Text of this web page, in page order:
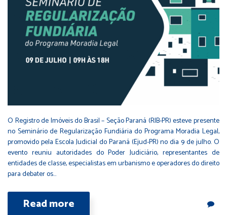
O Registro de Imóveis do Brasil – Seção Paraná (RIB-PR) esteve presente
no Seminário de Regularização Fundiária do Programa Moradia Legal,
promovido pela Escola Judicial do Paraná (Ejud-PR) no dia 9 de julho. O
evento reuniu autoridades do Poder Judiciário, representantes de
entidades de classe, especialistas em urbanismo e operadores do direito
para debater os…
Read more